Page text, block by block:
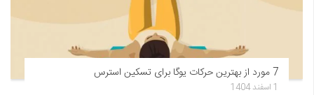
7 مورد از بهترین حرکات یوگا برای تسکین استرس
1 اسفند 1404